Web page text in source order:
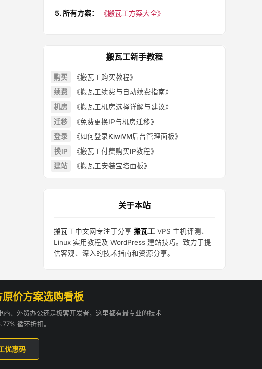
5. 所有方案： 《搬瓦工方案大全》
搬瓦工新手教程
购买
《搬瓦工购买教程》
续费
《搬瓦工续费与自动续费指南》
机房
《搬瓦工机房选择详解与建议》
迁移
《免费更换IP与机房迁移》
登录
《如何登录KiwiVM后台管理面板》
换IP
《搬瓦工付费购买IP教程》
建站
《搬瓦工安装宝塔面板》
关于本站
搬瓦工中文网专注于分享 搬瓦工 VPS 主机评测、
Linux 实用教程及 WordPress 建站技巧。致力于提
供客观、深入的技术指南和资源分享。
价方案选购看板
、外贸办公还是极客开发者，这里都有最专业的技术
循环折扣。
优惠码